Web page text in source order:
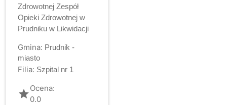
Zdrowotnej Zespół
Opieki Zdrowotnej w
Prudniku w Likwidacji
Gmina: Prudnik -
miasto
Filia: Szpital nr 1
gradeOcena:
0.0